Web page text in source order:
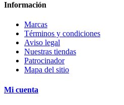
Información
Marcas
Términos y condiciones
Aviso legal
Nuestras tiendas
Patrocinador
Mapa del sitio
Mi cuenta